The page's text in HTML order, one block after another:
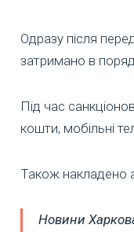
Одразу після
затримано в
Під час
кошти, мобільні
Також накладено
Новини